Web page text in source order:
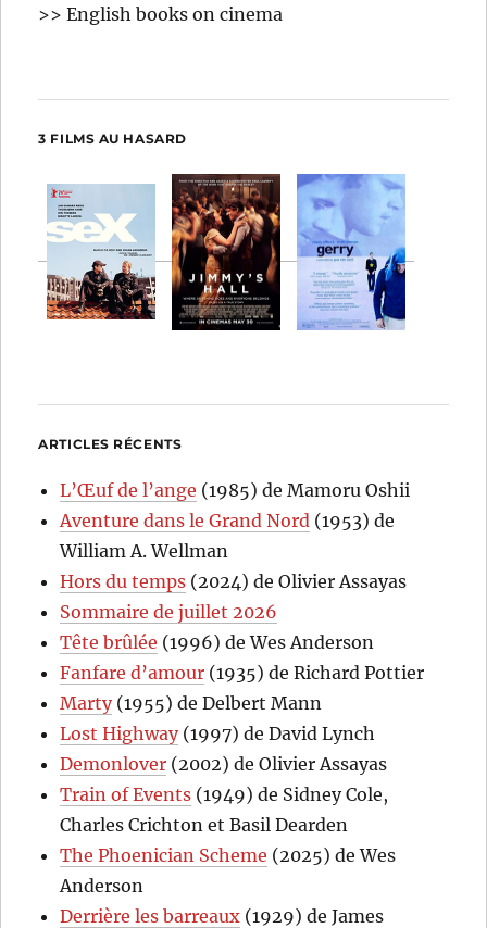
>> English books on cinema
3 FILMS AU HASARD
ARTICLES RÉCENTS
L’Œuf de l’ange (1985) de Mamoru Oshii
Aventure dans le Grand Nord (1953) de
William A. Wellman
Hors du temps (2024) de Olivier Assayas
Sommaire de juillet 2026
Tête brûlée (1996) de Wes Anderson
Fanfare d’amour (1935) de Richard Pottier
Marty(1955) de Delbert Mann
Lost Highway(1997) de David Lynch
Demonlover (2002) de Olivier Assayas
Train of Events (1949) de Sidney Cole,
Charles Crichton et Basil Dearden
The Phoenician Scheme (2025) de Wes
Anderson
Derrière les barreaux (1929) de James